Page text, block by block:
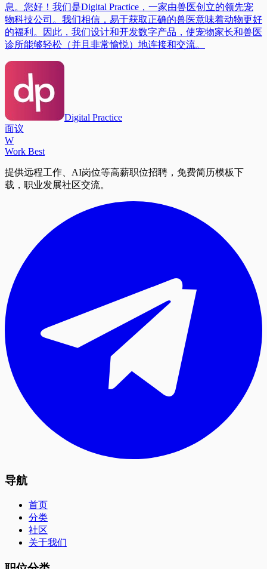
息。您好！我们是Digital Practice，一家由兽医创立的领先宠
物科技公司。我们相信，易于获取正确的兽医意味着动物更好
的福利。因此，我们设计和开发数字产品，使宠物家长和兽医
诊所能够轻松（并且非常愉悦）地连接和交流。
Digital Practice
面议
W
Work Best
提供远程工作、AI岗位等高薪职位招聘，免费简历模板下
载，职业发展社区交流。
导航
首页
分类
社区
关于我们